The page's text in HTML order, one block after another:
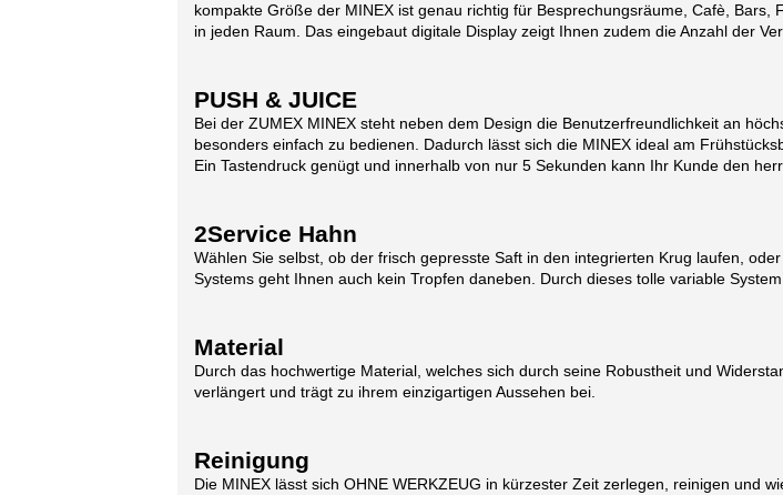
kompakte Größe der MINEX ist genau richtig für Besprechungsräume, Cafè,
in jeden Raum. Das eingebaut digitale Display zeigt Ihnen zudem die Anzahl der
PUSH & JUICE
Bei der ZUMEX MINEX steht neben dem Design die Benutzerfreundlichkeit an
besonders einfach zu bedienen. Dadurch lässt sich die MINEX ideal am
Ein Tastendruck genügt und innerhalb von nur 5 Sekunden kann Ihr Kunde den
2Service Hahn
Wählen Sie selbst, ob der frisch gepresste Saft in den integrierten Krug laufen,
Systems geht Ihnen auch kein Tropfen daneben. Durch dieses tolle variable
Material
Durch das hochwertige Material, welches sich durch seine Robustheit und
verlängert und trägt zu ihrem einzigartigen Aussehen bei.
Reinigung
Die MINEX lässt sich OHNE WERKZEUG in kürzester Zeit zerlegen, reinigen und